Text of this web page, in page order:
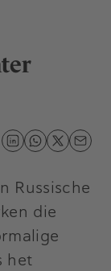
Russische
die
het